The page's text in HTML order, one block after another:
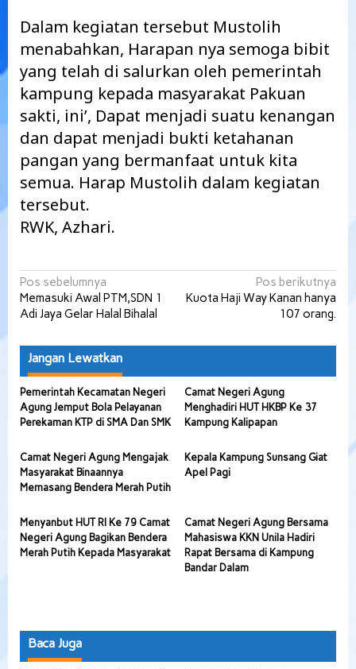
Dalam kegiatan tersebut Mustolih
menabahkan, Harapan nya semoga bibit
yang telah di salurkan oleh pemerintah
kampung kepada masyarakat Pakuan
sakti, ini’, Dapat menjadi suatu kenangan
dan dapat menjadi bukti ketahanan
pangan yang bermanfaat untuk kita
semua. Harap Mustolih dalam kegiatan
tersebut.
RWK, Azhari.
Navigasi
pos
Pos sebelumnya
Memasuki Awal PTM,SDN 1
Adi Jaya Gelar Halal Bihalal
Pos berikutnya
Kuota Haji Way Kanan hanya
107 orang.
Jangan Lewatkan
Pemerintah Kecamatan Negeri
Agung Jemput Bola Pelayanan
Perekaman KTP di SMA Dan SMK
Camat Negeri Agung
Menghadiri HUT HKBP Ke 37
Kampung Kalipapan
Camat Negeri Agung Mengajak
Masyarakat Binaannya
Memasang Bendera Merah Putih
Kepala Kampung Sunsang Giat
Apel Pagi
Menyanbut HUT RI Ke 79 Camat
Negeri Agung Bagikan Bendera
Merah Putih Kepada Masyarakat
Camat Negeri Agung Bersama
Mahasiswa KKN Unila Hadiri
Rapat Bersama di Kampung
Bandar Dalam
Baca Juga